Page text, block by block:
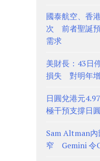
國泰航空、香
次 前者聖誕
需求
美財長：43日
損失 對明年
日圓兌港元
極干預支撐日
Sam Altman
窄 Gemini 令